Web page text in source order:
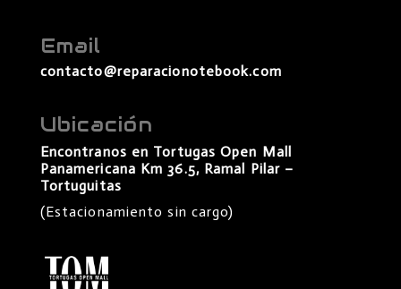
Email
contacto@reparacionotebook.com
Ubicación
Encontranos en Tortugas Open Mall
Panamericana Km 36.5, Ramal Pilar –
Tortuguitas
(Estacionamiento sin cargo)